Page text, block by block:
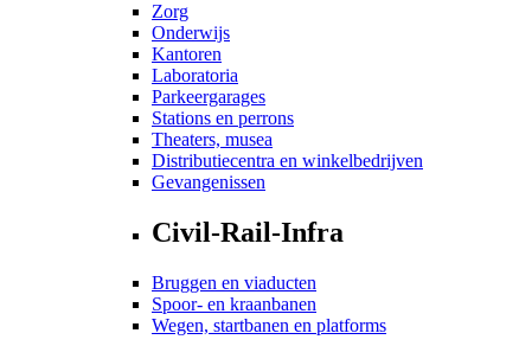
Zorg
Onderwijs
Kantoren
Laboratoria
Parkeergarages
Stations en perrons
Theaters, musea
Distributiecentra en winkelbedrijven
Gevangenissen
Civil-Rail-Infra
Bruggen en viaducten
Spoor- en kraanbanen
Wegen, startbanen en platforms